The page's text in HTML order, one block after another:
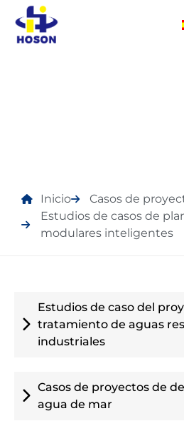
Inicio
Casos de
Estudios de casos de
modulares inteligentes
Estudios de caso del
tratamiento de aguas
industriales
Casos de proyectos de
agua de mar